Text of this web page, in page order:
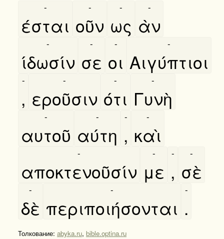
έσται
-
οῦν
-
ως
-
ὰν
-
ίδωσίν
-
σε
-
οι
-
Αιγύπτιοι
-
,
-
εροῦσιν
-
ότι
-
Γυνὴ
-
αυτοῦ
-
αύτη
-
,
-
καὶ
-
αποκτενοῦσίν
-
με
-
,
-
σὲ
-
δὲ
-
περιποιήσονται
-
.
-
Толкование: abyka.ru, bible.optina.ru